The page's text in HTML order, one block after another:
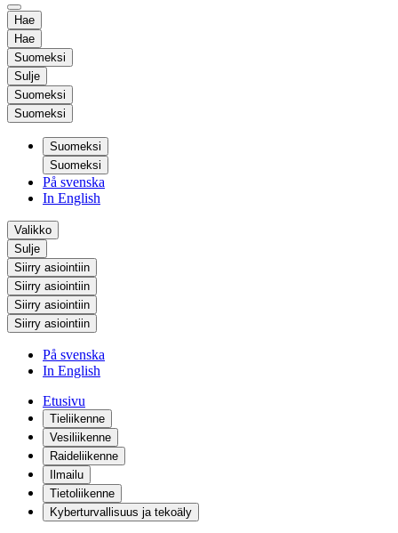
Hae
Hae
Suomeksi
Sulje
Suomeksi
Suomeksi
Suomeksi
Suomeksi
På svenska
In English
Valikko
Sulje
Siirry asiointiin
Siirry asiointiin
Siirry asiointiin
Siirry asiointiin
På svenska
In English
Etusivu
Tieliikenne
Vesiliikenne
Raideliikenne
Ilmailu
Tietoliikenne
Kyberturvallisuus ja tekoäly